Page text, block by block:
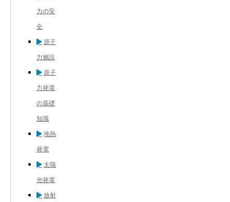
力の安
全
原子
力施設
原子
力発電
の基礎
知識
地熱
発電
太陽
光発電
放射